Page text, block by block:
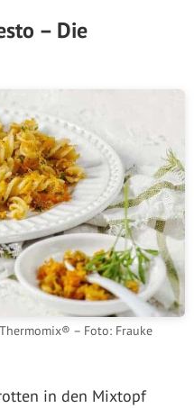
– Die
– Foto: Frauke
in den Mixtopf